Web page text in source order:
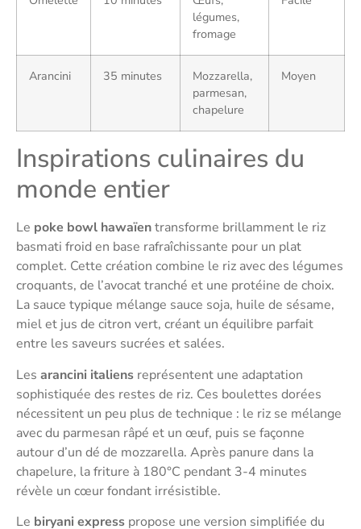
légumes,
fromage
Arancini 35 minutes
Mozzarella,
parmesan,
chapelure
Moyen
Inspirations culinaires du
monde entier
Le poke bowl hawaïentransforme brillamment le riz
basmati froid en base rafraîchissante pour un plat
complet. Cette création combine le riz avec des légumes
croquants, de l’avocat tranché et une protéine de choix.
La sauce typique mélange sauce soja, huile de sésame,
miel et jus de citron vert, créant un équilibre parfait
entre les saveurs sucrées et salées.
Les arancini italiens représentent une adaptation
sophistiquée des restes de riz. Ces boulettes dorées
nécessitent un peu plus de technique : le riz se mélange
avec du parmesan râpé et un œuf, puis se façonne
autour d’un dé de mozzarella. Après panure dans la
chapelure, la friture à 180°C pendant 3-4 minutes
révèle un cœur fondant irrésistible.
Le biryani express propose une version simplifiée du